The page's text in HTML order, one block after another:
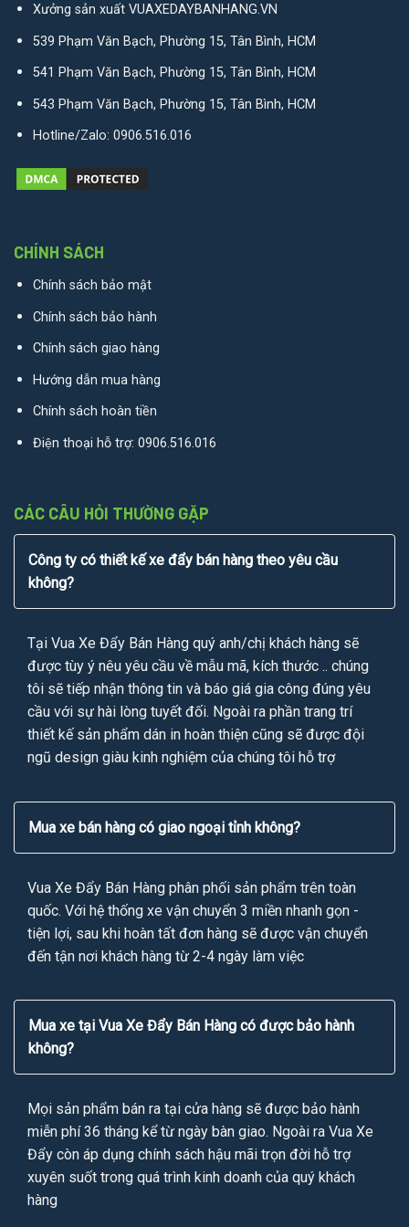
Xưởng sản xuất VUAXEDAYBANHANG.VN
539 Phạm Văn Bạch, Phường 15, Tân Bình, HCM
541 Phạm Văn Bạch, Phường 15, Tân Bình, HCM
543 Phạm Văn Bạch, Phường 15, Tân Bình, HCM
Hotline/Zalo: 0906.516.016
CHÍNH SÁCH
Chính sách bảo mật
Chính sách bảo hành
Chính sách giao hàng
Hướng dẫn mua hàng
Chính sách hoàn tiền
Điện thoại hỗ trợ: 0906.516.016
CÁC CÂU HỎI THƯỜNG GẶP
Công ty có thiết kế xe đẩy bán hàng theo yêu cầu
không?
Tại Vua Xe Đẩy Bán Hàng quý anh/chị khách hàng sẽ
được tùy ý nêu yêu cầu về mẫu mã, kích thước .. chúng
tôi sẽ tiếp nhận thông tin và báo giá gia công đúng yêu
cầu với sự hài lòng tuyết đối. Ngoài ra phần trang trí
thiết kế sản phẩm dán in hoàn thiện cũng sẽ được đội
ngũ design giàu kinh nghiệm của chúng tôi hỗ trợ
Mua xe bán hàng có giao ngoại tỉnh không?
Vua Xe Đẩy Bán Hàng phân phối sản phẩm trên toàn
quốc. Với hệ thống xe vận chuyển 3 miền nhanh gọn -
tiện lợi, sau khi hoàn tất đơn hàng sẽ được vận chuyển
đến tận nơi khách hàng từ 2-4 ngày làm việc
Mua xe tại Vua Xe Đẩy Bán Hàng có được bảo hành
không?
Mọi sản phẩm bán ra tại cửa hàng sẽ được bảo hành
miễn phí 36 tháng kể từ ngày bàn giao. Ngoài ra Vua Xe
Đẩy còn áp dụng chính sách hậu mãi trọn đời hỗ trợ
xuyên suốt trong quá trình kinh doanh của quý khách
hàng